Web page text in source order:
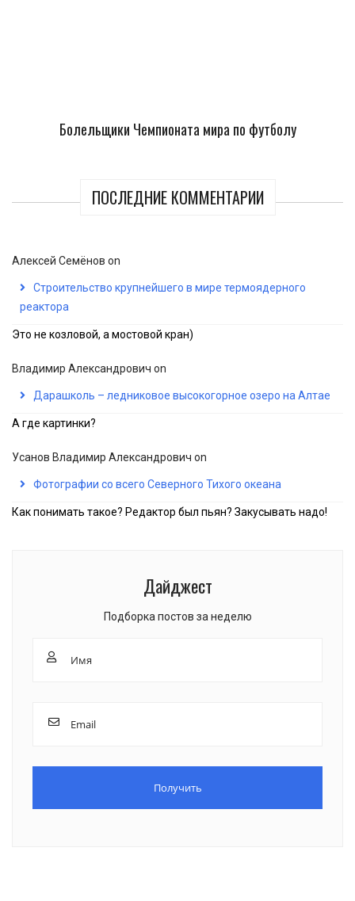
Болельщики Чемпионата мира по футболу
ПОСЛЕДНИЕ КОММЕНТАРИИ
Алексей Семёнов on
Строительство крупнейшего в мире термоядерного
реактора
Это не козловой, а мостовой кран)
Владимир Александрович on
Дарашколь – ледниковое высокогорное озеро на Алтае
А где картинки?
Усанов Владимир Александрович on
Фотографии со всего Северного Тихого океана
Как понимать такое? Редактор был пьян? Закусывать надо!
Дайджест
Подборка постов за неделю